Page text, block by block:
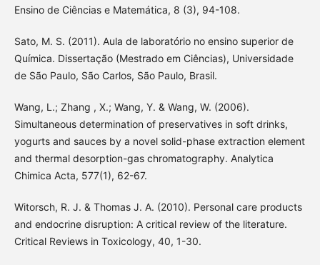
Ensino de Ciências e Matemática, 8 (3), 94-108.
Sato, M. S. (2011). Aula de laboratório no ensino superior de
Química. Dissertação (Mestrado em Ciências), Universidade
de São Paulo, São Carlos, São Paulo, Brasil.
Wang, L.; Zhang , X.; Wang, Y. & Wang, W. (2006).
Simultaneous determination of preservatives in soft drinks,
yogurts and sauces by a novel solid-phase extraction element
and thermal desorption-gas chromatography. Analytica
Chimica Acta, 577(1), 62-67.
Witorsch, R. J. & Thomas J. A. (2010). Personal care products
and endocrine disruption: A critical review of the literature.
Critical Reviews in Toxicology, 40, 1-30.